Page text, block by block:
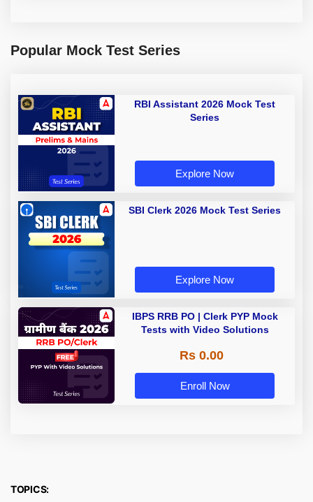
Popular Mock Test Series
RBI Assistant 2026 Mock Test
Series
Explore Now
SBI Clerk 2026 Mock Test Series
Explore Now
IBPS RRB PO | Clerk PYP Mock
Tests with Video Solutions
Rs 0.00
Enroll Now
TOPICS: